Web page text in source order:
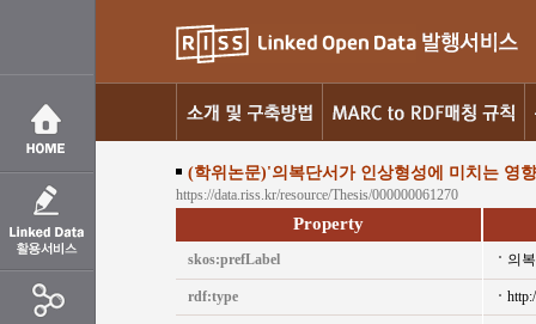
(학위논문)'의복단서가 인상형성에 미치는 영
https://data.riss.kr/resource/Thesis/000000061270
Property
skos:prefLabel 의
rdf:type